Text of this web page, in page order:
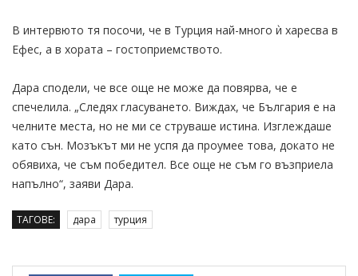
В интервюто тя посочи, че в Турция най-много ѝ харесва в
Ефес, а в хората – гостоприемството.
Дара сподели, че все още не може да повярва, че е
спечелила. „Следях гласуването. Виждах, че България е на
челните места, но не ми се струваше истина. Изглеждаше
като сън. Мозъкът ми не успя да проумее това, докато не
обявиха, че съм победител. Все още не съм го възприела
напълно“, заяви Дара.
ТАГОВЕ: дара турция